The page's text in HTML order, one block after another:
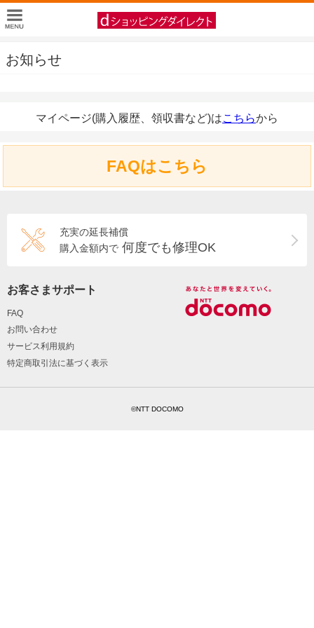
お知らせ
マイページ(購入履歴、領収書など)はこちらから
FAQはこちら
充実の延長補償
購入金額内で 何度でも修理OK
お客さまサポート
FAQ
お問い合わせ
サービス利用規約
特定商取引法に基づく表示
©NTT DOCOMO